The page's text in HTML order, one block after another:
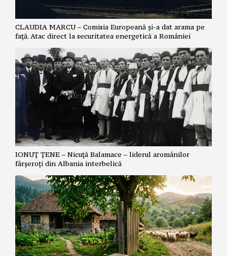
CLAUDIA MARCU – Comisia Europeană și-a dat arama pe
față. Atac direct la securitatea energetică a României
IONUȚ ȚENE – Nicuță Balamace – liderul aromânilor
fârșeroți din Albania interbelică